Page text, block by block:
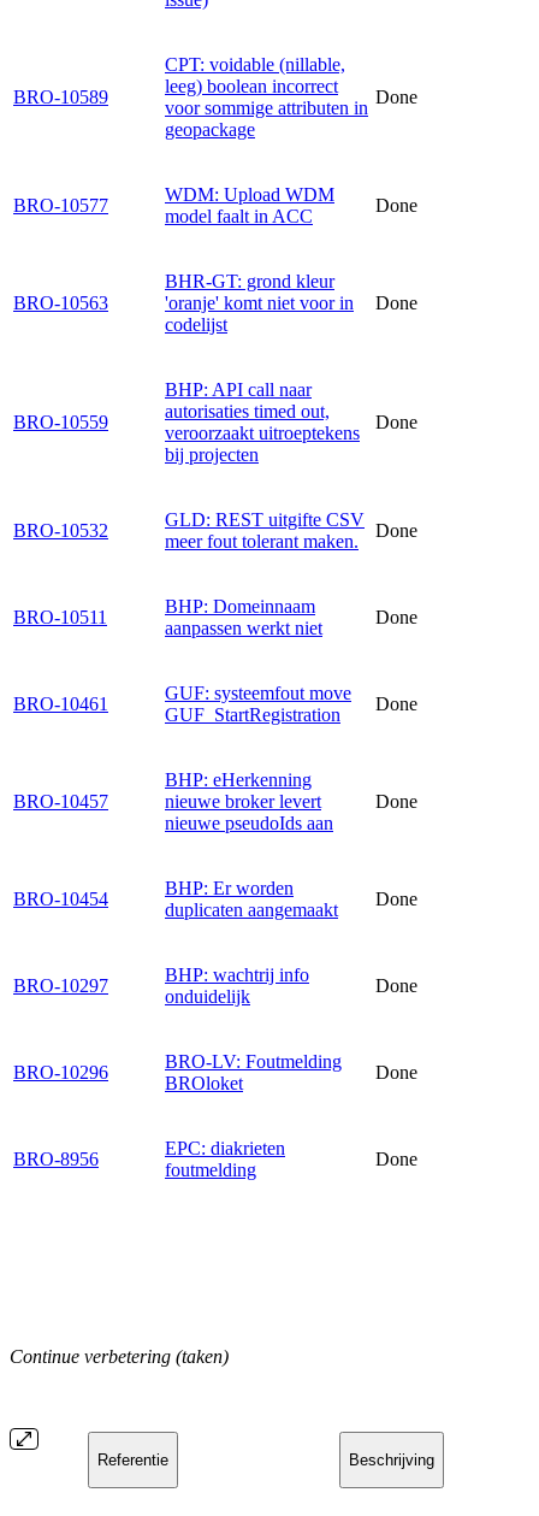
BRO-10589
CPT: voidable (nillable,
leeg) boolean incorrect
voor sommige attributen in
geopackage
Done
BRO-10577
WDM: Upload WDM
model faalt in ACC
Done
BRO-10563
BHR-GT: grond kleur
'oranje' komt niet voor in
codelijst
Done
BRO-10559
BHP: API call naar
autorisaties timed out,
veroorzaakt uitroeptekens
bij projecten
Done
BRO-10532
GLD: REST uitgifte CSV
meer fout tolerant maken.
Done
BRO-10511
BHP: Domeinnaam
aanpassen werkt niet
Done
BRO-10461
GUF: systeemfout move
GUF_StartRegistration
Done
BRO-10457
BHP: eHerkenning
nieuwe broker levert
nieuwe pseudoIds aan
Done
BRO-10454
BHP: Er worden
duplicaten aangemaakt
Done
BRO-10297
BHP: wachtrij info
onduidelijk
Done
BRO-10296
BRO-LV: Foutmelding
BROloket
Done
BRO-8956
EPC: diakrieten
foutmelding
Done
Continue verbetering (taken)
Referentie Beschrijving